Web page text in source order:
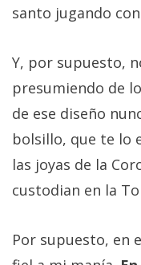
santo jugando
Y, por supuesto,
presumiendo de
de ese diseño
bolsillo, que te lo
las joyas de la
custodian en la
Por supuesto, en